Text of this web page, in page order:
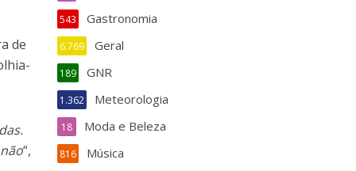
de
“,
Gastronomia
543
Geral
6.769
GNR
189
Meteorologia
1.362
Moda e Beleza
18
Música
816